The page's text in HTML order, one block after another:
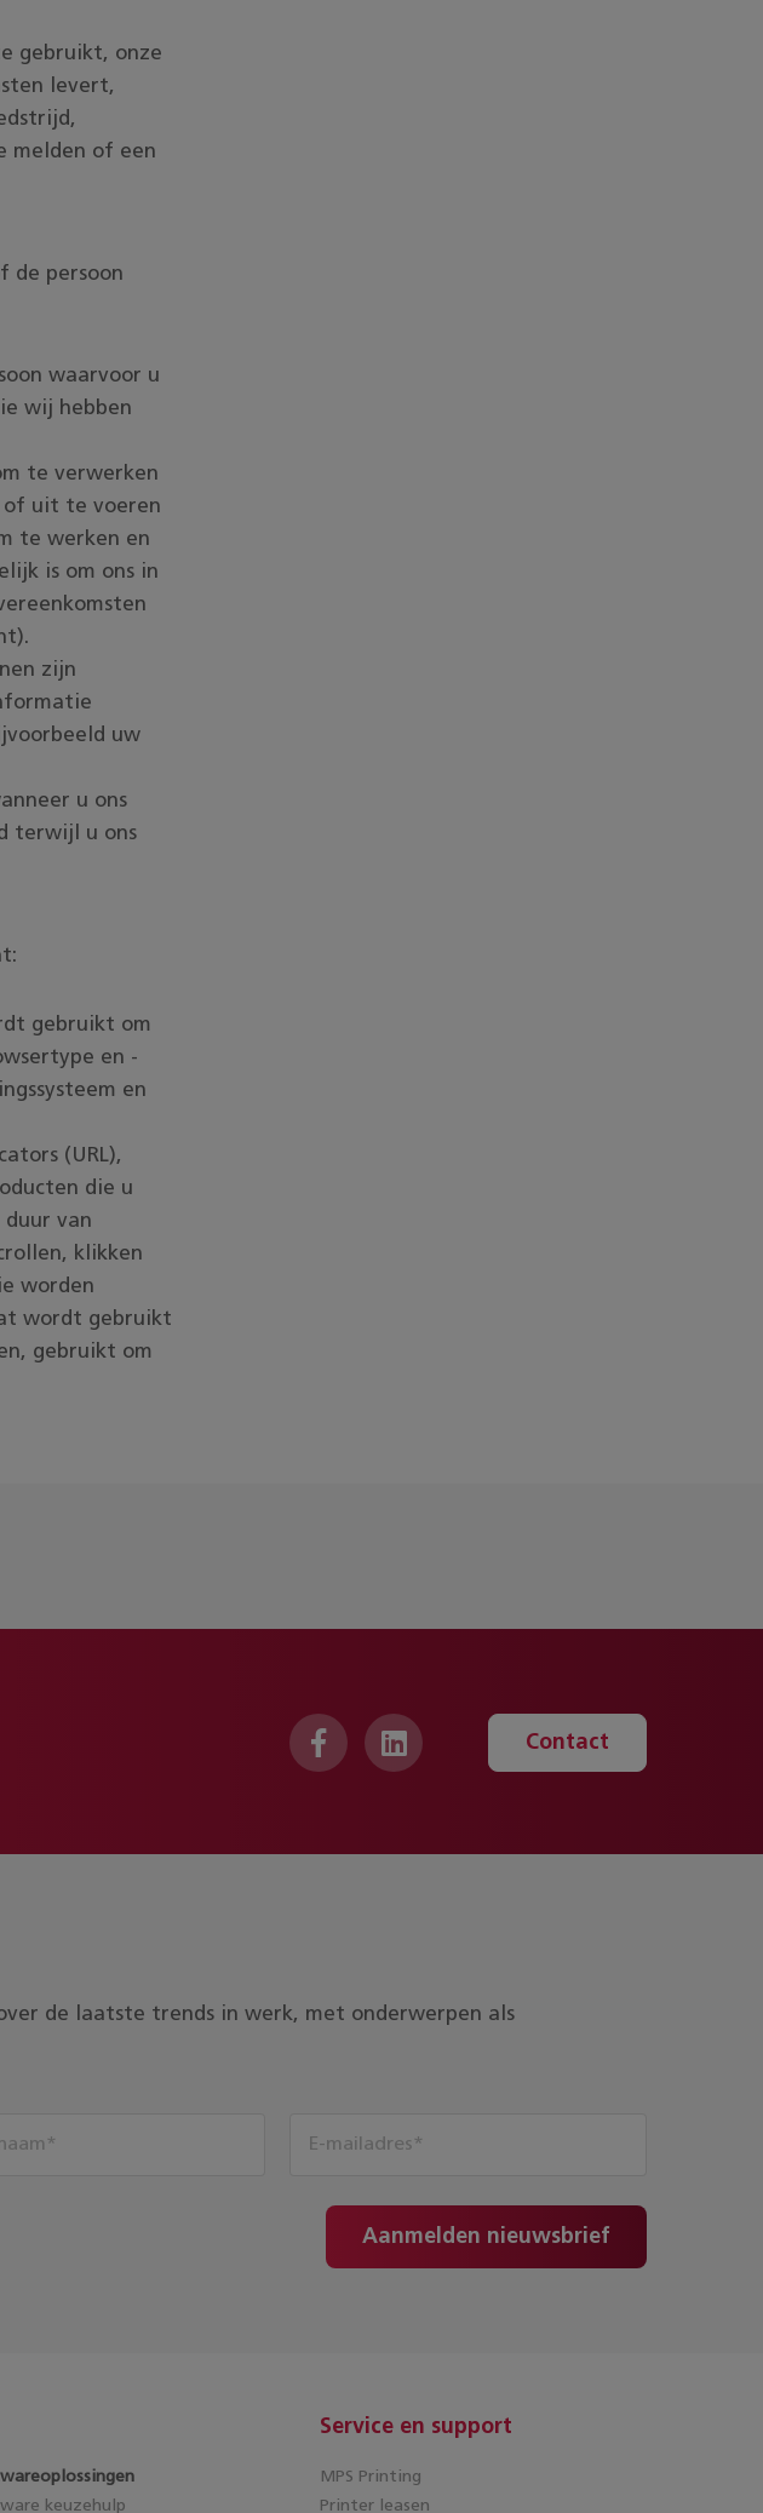
gebruikt, onze
levert,
melden of een
de persoon
waarvoor u
wij hebben
te verwerken
of uit te voeren
te werken en
is om ons in
zijn
uw
u ons
terwijl u ons
gebruikt om
en -
en
(URL),
die u
van
klikken
worden
wordt gebruikt
gebruikt om
Contact
de laatste trends in werk, met onderwerpen als
Aanmelden nieuwsbrief
keuzehulp
Service en support
MPS Printing
Printer leasen